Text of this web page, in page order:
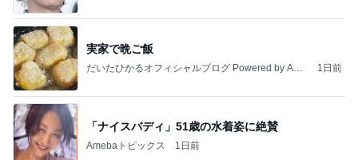
実家で晩ご飯
だいたひかるオフィシャルブログ Powered by Ame
1日前
「ナイスバディ」51歳の水着姿に絶賛
Amebaトピックス 1日前